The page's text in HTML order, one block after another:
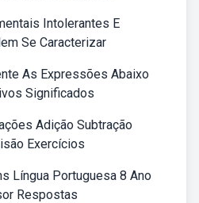
Intolerantes E
Se Caracterizar
As Expressões Abaixo
Significados
Adição Subtração
Exercícios
Língua Portuguesa 8 Ano
Respostas